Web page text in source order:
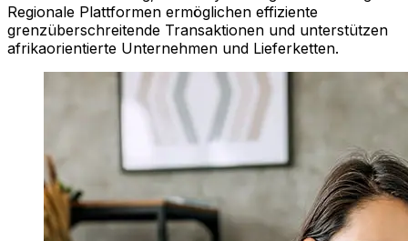
Regionale Plattformen ermöglichen effiziente
grenzüberschreitende Transaktionen und unterstützen
afrikaorientierte Unternehmen und Lieferketten.